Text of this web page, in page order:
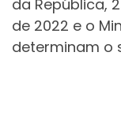
da República,
de 2022 e o
determinam o